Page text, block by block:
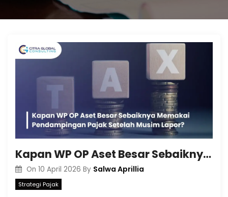
Kapan WP OP Aset Besar Sebaiknya Memakai Pendampingan Pajak Setelah Musim Lapor?
On 10 April 2026 By Salwa Aprillia
Strategi Pajak